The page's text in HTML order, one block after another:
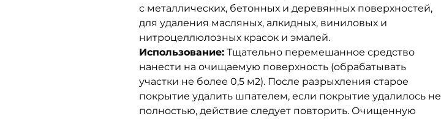
с металлических, бетонных и деревянных поверхностей,
для удаления масляных, алкидных, виниловых и
нитроцеллюлозных красок и эмалей.
Использование: Тщательно перемешанное средство
нанести на очищаемую поверхность (обрабатывать
участки не более 0,5 м2). После разрыхления старое
покрытие удалить шпателем, если покрытие удалилось не
полностью, действие следует повторить. Очищенную